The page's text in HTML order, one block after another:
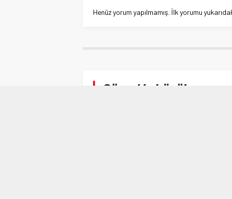
Henüz yorum yapılmamış. İlk yorumu
Gürsu’da büyük çevre